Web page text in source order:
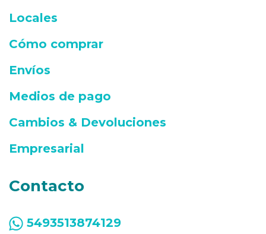
Locales
Cómo comprar
Envíos
Medios de pago
Cambios & Devoluciones
Empresarial
Contacto
5493513874129